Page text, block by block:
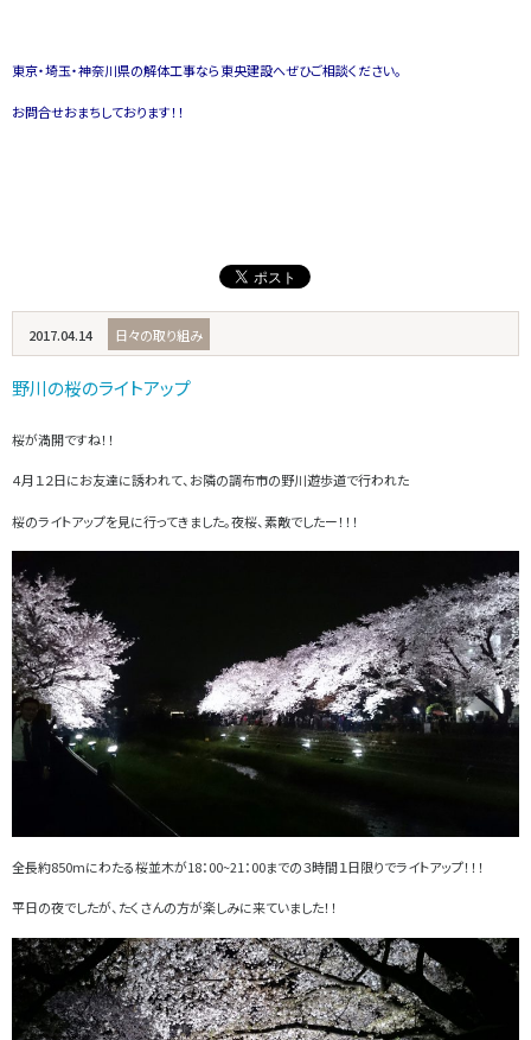
東京・埼玉・神奈川県の解体工事なら東央建設へぜひご相談ください。
お問合せおまちしております！！
2017.04.14 日々の取り組み
野川の桜のライトアップ
桜が満開ですね！！
４月１２日にお友達に誘われて、お隣の調布市の野川遊歩道で行われた
桜のライトアップを見に行ってきました。夜桜、素敵でしたー！！！
全長約850mにわたる桜並木が18：00~21：00までの３時間１日限りでライトアップ！！！
平日の夜でしたが、たくさんの方が楽しみに来ていました！！